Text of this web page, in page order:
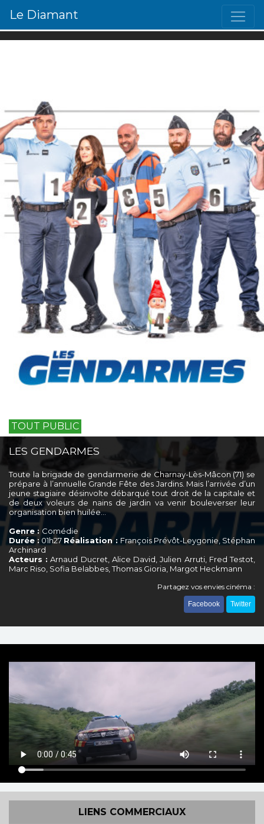
Le Diamant
TOUT PUBLIC
LES GENDARMES
Toute la brigade de gendarmerie de Charnay-Lès-Mâcon (71) se
prépare à l’annuelle Grande Fête des Jardins. Mais l’arrivée d’un
jeune stagiaire désinvolte débarqué tout droit de la capitale et
de deux voleurs de nains de jardin va venir bouleverser leur
organisation bien huilée…
Genre : Comédie
Durée : 01h27 Réalisation : François Prévôt-Leygonie, Stéphan
Archinard
Acteurs : Arnaud Ducret, Alice David, Julien Arruti, Fred Testot,
Marc Riso, Sofia Belabbes, Thomas Gioria, Margot Heckmann
Partagez vos envies cinéma :
Facebook Twitter
LIENS COMMERCIAUX